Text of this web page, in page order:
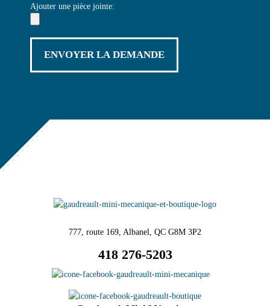
Ajouter une pièce jointe:
777, route 169, Albanel, QC G8M 3P2
418 276-5203